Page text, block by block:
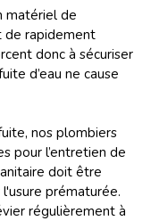
matériel de
de rapidement
donc à sécuriser
d’eau ne cause
nos plombiers
pour l’entretien de
doit être
prématurée.
régulièrement à